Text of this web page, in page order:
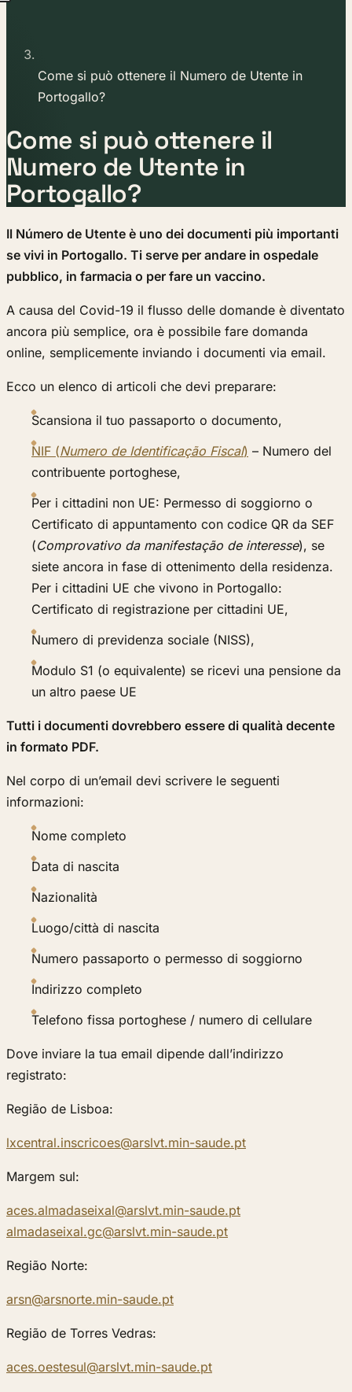
Come si può ottenere il Numero de Utente in
Portogallo?
Come si può ottenere il
Numero de Utente in
Portogallo?
Il Número de Utente è uno dei documenti più importanti
se vivi in Portogallo. Ti serve per andare in ospedale
pubblico, in farmacia o per fare un vaccino.
A causa del Covid-19 il flusso delle domande è diventato
ancora più semplice, ora è possibile fare domanda
online, semplicemente inviando i documenti via email.
Ecco un elenco di articoli che devi preparare:
Scansiona il tuo passaporto o documento,
NIF (Numero de Identificação Fiscal) – Numero del
contribuente portoghese,
Per i cittadini non UE: Permesso di soggiorno o
Certificato di appuntamento con codice QR da SEF
(Comprovativo da manifestação de interesse), se
siete ancora in fase di ottenimento della residenza.
Per i cittadini UE che vivono in Portogallo:
Certificato di registrazione per cittadini UE,
Numero di previdenza sociale (NISS),
Modulo S1 (o equivalente) se ricevi una pensione da
un altro paese UE
Tutti i documenti dovrebbero essere di qualità decente
in formato PDF.
Nel corpo di un’email devi scrivere le seguenti
informazioni:
Nome completo
Data di nascita
Nazionalità
Luogo/città di nascita
Numero passaporto o permesso di soggiorno
Indirizzo completo
Telefono fissa portoghese / numero di cellulare
Dove inviare la tua email dipende dall’indirizzo
registrato:
Região de Lisboa:
lxcentral.inscricoes@arslvt.min-saude.pt
Margem sul:
aces.almadaseixal@arslvt.min-saude.pt
almadaseixal.gc@arslvt.min-saude.pt
Região Norte:
arsn@arsnorte.min-saude.pt
Região de Torres Vedras:
aces.oestesul@arslvt.min-saude.pt